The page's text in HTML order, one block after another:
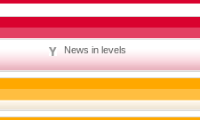
News in levels